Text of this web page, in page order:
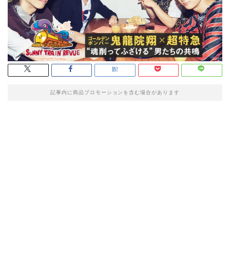
記事内に商品プロモーションを含む場合があります